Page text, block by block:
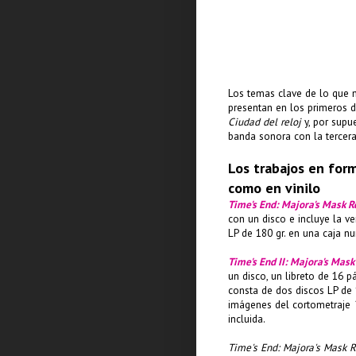
Los temas clave de lo que
presentan en los primeros
Ciudad del relojy, por
banda sonora con la
Los trabajos en
como en vinilo
Time's End: Majora's Mask
con un disco e incluye la
LP de 180 gr. en una caja
Time's End II: Majora's
un disco, un libreto de 16
consta de dos discos LP
imágenes del cortometraje
incluida.
Time's End: Majora's Mask